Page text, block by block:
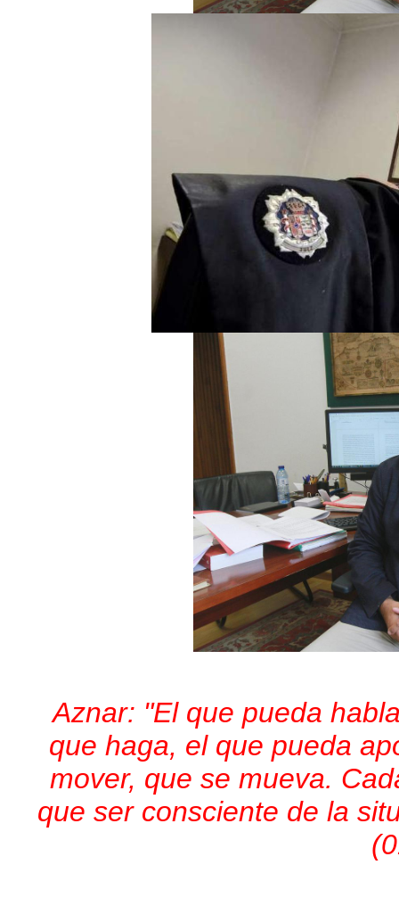
Aznar: "El que pueda
que haga, el que pueda
mover, que se mueva.
que ser consciente de la